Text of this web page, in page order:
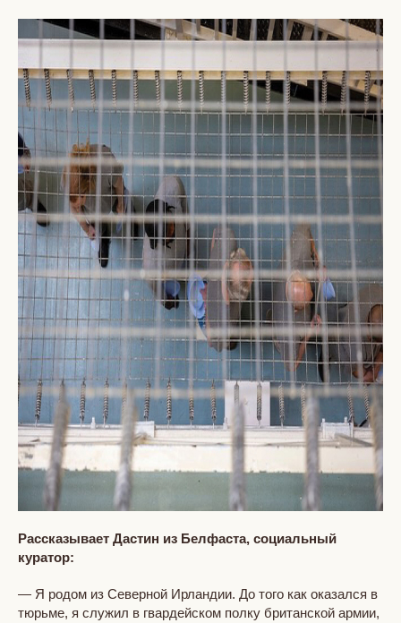
Рассказывает Дастин из Белфаста, социальный
куратор:
— Я родом из Северной Ирландии. До того как оказался в
тюрьме, я служил в гвардейском полку британской армии,